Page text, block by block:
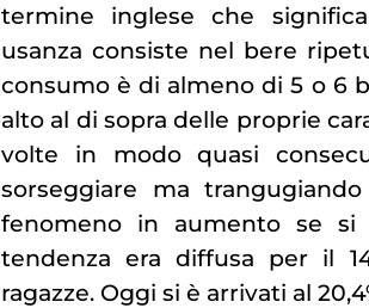
termine inglese che
usanza consiste nel bere
consumo è di almeno di 5 o 6
alto al di sopra delle proprie
volte in modo quasi
sorseggiare ma
fenomeno in aumento se
tendenza era diffusa per il
ragazze. Oggi si è arrivati al